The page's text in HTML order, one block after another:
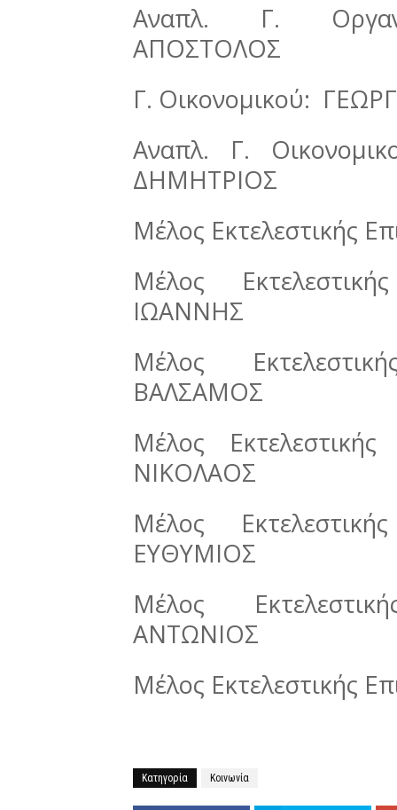
Αναπλ. Γ.
ΑΠΟΣΤΟΛΟΣ
Γ. Οικονομικού:
Αναπλ. Γ.
ΔΗΜΗΤΡΙΟΣ
Μέλος Εκτελεστικής
Μέλος
ΙΩΑΝΝΗΣ
Μέλος
ΒΑΛΣΑΜΟΣ
Μέλος
ΝΙΚΟΛΑΟΣ
Μέλος
ΕΥΘΥΜΙΟΣ
Μέλος
ΑΝΤΩΝΙΟΣ
Μέλος Εκτελεστικής
Κατηγορία Κοινωνία